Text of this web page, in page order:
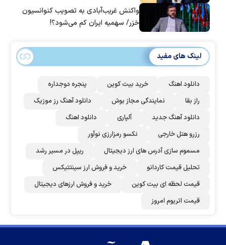
واکنش غریب‌آبادی به تصویب کنوانسیون
خزر/ سهمیه ایران کم می‌شود؟!
لینک های مفید
دانلود اهنگ خرید بیت کوین
پنجره دوجداره
راز بقا
نمایندگی مجاز بوش
دانلود آهنگ رز‌ موزیک
دانلود آهنگ جدید
آلپاری
دانلود اهنگ
رزرو هتل خارجی
نکسو رمزارزی نوآور
مسموم سازی آدرس های ارز دیجیتال
ریپل در مسیر رشد
تحلیل قیمت کاردانو
خرید و فروش ارز سینتتیکس
قیمت لحظه ای بیت کوین
خرید و فروش ارزهای دیجیتال
قیمت اتریوم امروز